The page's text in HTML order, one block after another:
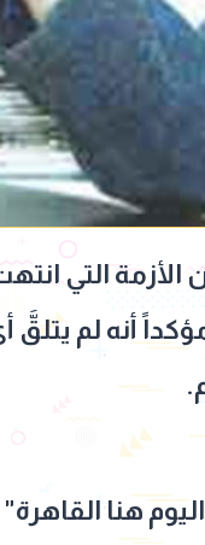
التي
أنه لم
هنا القاهرة"